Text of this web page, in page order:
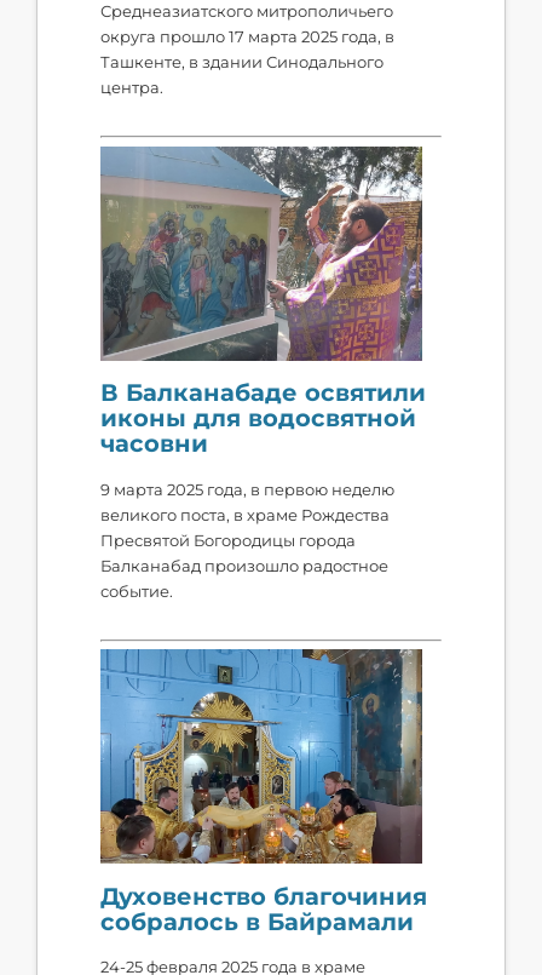
Среднеазиатского митрополичьего
округа прошло 17 марта 2025 года, в
Ташкенте, в здании Синодального
центра.
В Балканабаде освятили
иконы для водосвятной
часовни
9 марта 2025 года, в первою неделю
великого поста, в храме Рождества
Пресвятой Богородицы города
Балканабад произошло радостное
событие.
Духовенство благочиния
собралось в Байрамали
24-25 февраля 2025 года в храме